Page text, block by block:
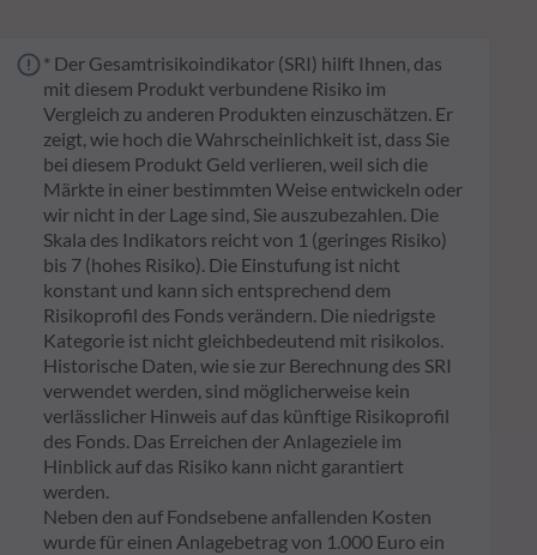
* Der Gesamtrisikoindikator (SRI) hilft Ihnen, das
mit diesem Produkt verbundene Risiko im
Vergleich zu anderen Produkten einzuschätzen. Er
zeigt, wie hoch die Wahrscheinlichkeit ist, dass Sie
bei diesem Produkt Geld verlieren, weil sich die
Märkte in einer bestimmten Weise entwickeln oder
wir nicht in der Lage sind, Sie auszubezahlen. Die
Skala des Indikators reicht von 1 (geringes Risiko)
bis 7 (hohes Risiko). Die Einstufung ist nicht
konstant und kann sich entsprechend dem
Risikoprofil des Fonds verändern. Die niedrigste
Kategorie ist nicht gleichbedeutend mit risikolos.
Historische Daten, wie sie zur Berechnung des SRI
verwendet werden, sind möglicherweise kein
verlässlicher Hinweis auf das künftige Risikoprofil
des Fonds. Das Erreichen der Anlageziele im
Hinblick auf das Risiko kann nicht garantiert
werden.
Neben den auf Fondsebene anfallenden Kosten
wurde für einen Anlagebetrag von 1.000 Euro ein